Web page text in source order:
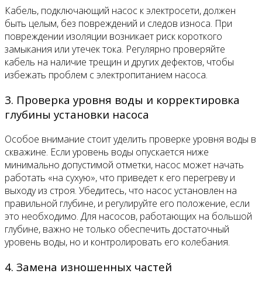
Кабель, подключающий насос к электросети, должен
быть целым, без повреждений и следов износа. При
повреждении изоляции возникает риск короткого
замыкания или утечек тока. Регулярно проверяйте
кабель на наличие трещин и других дефектов, чтобы
избежать проблем с электропитанием насоса.
3. Проверка уровня воды и корректировка
глубины установки насоса
Особое внимание стоит уделить проверке уровня воды в
скважине. Если уровень воды опускается ниже
минимально допустимой отметки, насос может начать
работать «на сухую», что приведет к его перегреву и
выходу из строя. Убедитесь, что насос установлен на
правильной глубине, и регулируйте его положение, если
это необходимо. Для насосов, работающих на большой
глубине, важно не только обеспечить достаточный
уровень воды, но и контролировать его колебания.
4. Замена изношенных частей